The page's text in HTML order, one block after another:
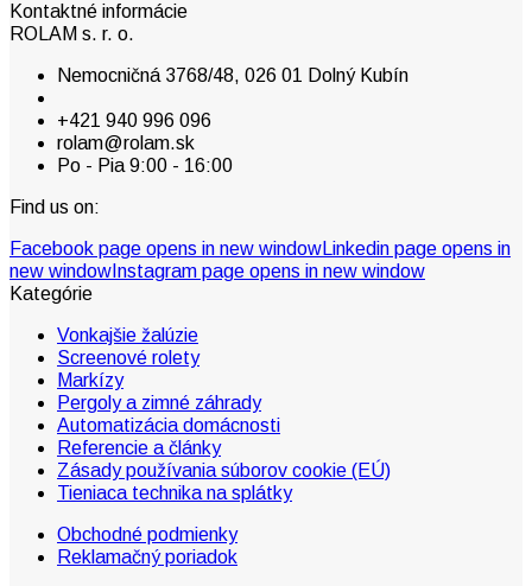
Kontaktné informácie
ROLAM s. r. o.
Nemocničná 3768/48, 026 01 Dolný Kubín
+421 940 996 096
rolam@rolam.sk
Po - Pia 9:00 - 16:00
Find us on:
Facebook page opens in new window Linkedin page opens in
new window Instagram page opens in new window
Kategórie
Vonkajšie žalúzie
Screenové rolety
Markízy
Pergoly a zimné záhrady
Automatizácia domácnosti
Referencie a články
Zásady používania súborov cookie (EÚ)
Tieniaca technika na splátky
Obchodné podmienky
Reklamačný poriadok